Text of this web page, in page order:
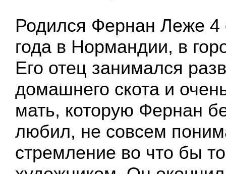
Родился Фернан Леже
года в Нормандии, в
Его отец занимался
домашнего скота и
мать, которую Фернан
любил, не совсем
стремление во что бы